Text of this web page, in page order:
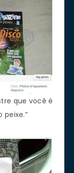
que você é
peixe.”